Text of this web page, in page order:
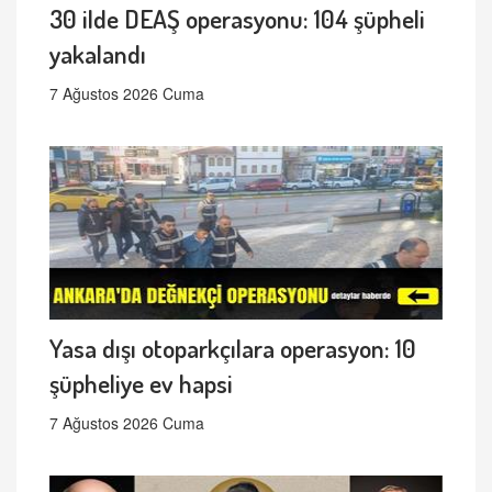
30 ilde DEAŞ operasyonu: 104 şüpheli
yakalandı
7 Ağustos 2026 Cuma
Yasa dışı otoparkçılara operasyon: 10
şüpheliye ev hapsi
7 Ağustos 2026 Cuma